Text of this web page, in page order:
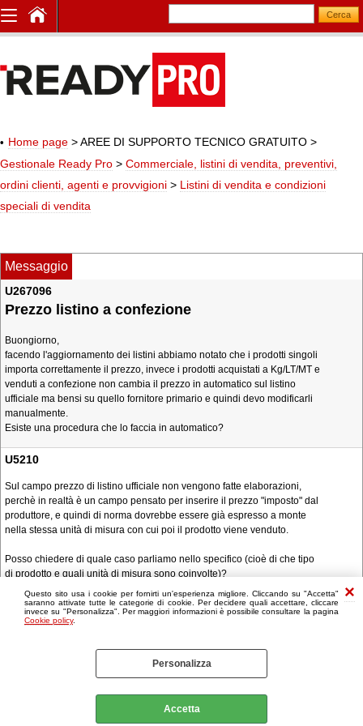
Questo sito usa i cookie per fornirti un'esperienza migliore. Cliccando su "Accetta"
saranno attivate tutte le categorie di cookie. Per decidere quali accettare, cliccare
invece su "Personalizza". Per maggiori informazioni è possibile consultare la pagina
Cookie policy.
Personalizza
Accetta
Home page > AREE DI SUPPORTO TECNICO GRATUITO >
Gestionale Ready Pro > Commerciale, listini di vendita, preventivi,
ordini clienti, agenti e provvigioni > Listini di vendita e condizioni
speciali di vendita
Messaggio
U267096
Prezzo listino a confezione
Buongiorno,
facendo l'aggiornamento dei listini abbiamo notato che i prodotti singoli
importa correttamente il prezzo, invece i prodotti acquistati a Kg/LT/MT e
venduti a confezione non cambia il prezzo in automatico sul listino
ufficiale ma bensi su quello fornitore primario e quindi devo modificarli
manualmente.
Esiste una procedura che lo faccia in automatico?
U5210
Sul campo prezzo di listino ufficiale non vengono fatte elaborazioni,
perchè in realtà è un campo pensato per inserire il prezzo "imposto" dal
produttore, e quindi di norma dovrebbe essere già espresso a monte
nella stessa unità di misura con cui poi il prodotto viene venduto.
Posso chiedere di quale caso parliamo nello specifico (cioè di che tipo
di prodotto e quali unità di misura sono coinvolte)?